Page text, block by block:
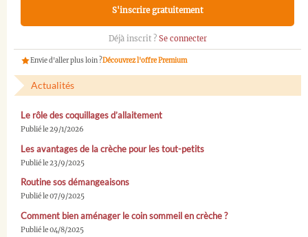
S'inscrire gratuitement
Déjà inscrit ? Se connecter
Envie d'aller plus loin ?Découvrez l'offre Premium
Actualités
Le rôle des coquillages d’allaitement
Publié le 29/1/2026
Les avantages de la crèche pour les tout-petits
Publié le 23/9/2025
Routine sos démangeaisons
Publié le 07/9/2025
Comment bien aménager le coin sommeil en crèche ?
Publié le 04/8/2025